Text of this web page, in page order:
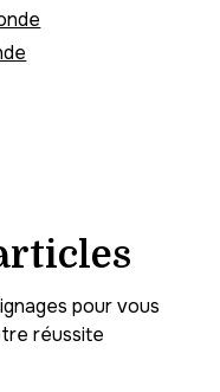
pour vous
réussite